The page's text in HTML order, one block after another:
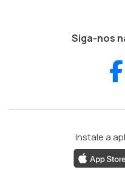
Siga-nos
Instale a